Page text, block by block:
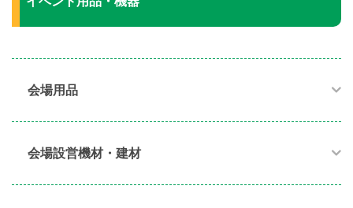
会場用品
会場設営機材・建材